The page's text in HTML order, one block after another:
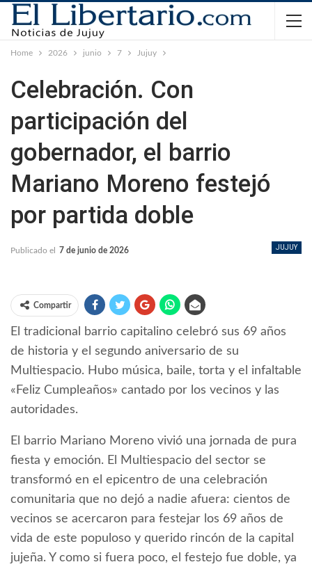
Home 2026 junio 7 Jujuy
Celebración. Con
participación del
gobernador, el barrio
Mariano Moreno festejó
por partida doble
JUJUY
Publicado el 7 de junio de 2026
Compartir
El tradicional barrio capitalino celebró sus 69 años
de historia y el segundo aniversario de su
Multiespacio. Hubo música, baile, torta y el infaltable
«Feliz Cumpleaños» cantado por los vecinos y las
autoridades.
El barrio Mariano Moreno vivió una jornada de pura
fiesta y emoción. El Multiespacio del sector se
transformó en el epicentro de una celebración
comunitaria que no dejó a nadie afuera: cientos de
vecinos se acercaron para festejar los 69 años de
vida de este populoso y querido rincón de la capital
jujeña. Y como si fuera poco, el festejo fue doble, ya